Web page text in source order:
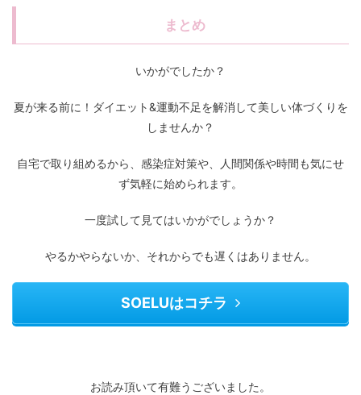
まとめ
いかがでしたか？
夏が来る前に！ダイエット&運動不足を解消して美しい体づくりを
しませんか？
自宅で取り組めるから、感染症対策や、人間関係や時間も気にせ
ず気軽に始められます。
一度試して見てはいかがでしょうか？
やるかやらないか、それからでも遅くはありません。
SOELUはコチラ
お読み頂いて有難うございました。